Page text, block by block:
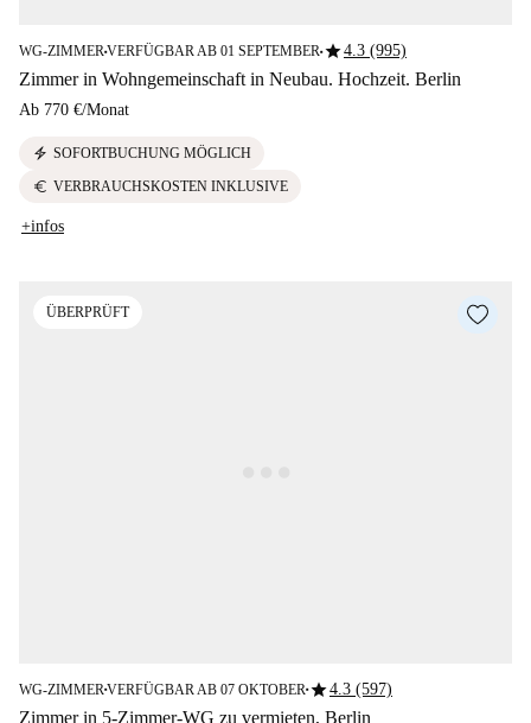
WG-ZIMMER■VERFÜGBAR AB 01 SEPTEMBER■star4.3 (995)
Zimmer in Wohngemeinschaft in Neubau. Hochzeit. Berlin
Ab 770 €/Monat
electric_bolt SOFORTBUCHUNG MÖGLICH
euro VERBRAUCHSKOSTEN INKLUSIVE
+infos
ÜBERPRÜFT
WG-ZIMMER■VERFÜGBAR AB 07 OKTOBER■star4.3 (597)
Zimmer in 5-Zimmer-WG zu vermieten, Berlin